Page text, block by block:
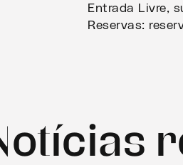
Entrada Livre,
Reservas: